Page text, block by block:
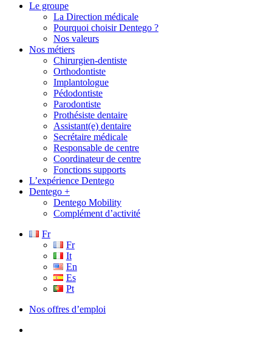
Le groupe
La Direction médicale
Pourquoi choisir Dentego ?
Nos valeurs
Nos métiers
Chirurgien-dentiste
Orthodontiste
Implantologue
Pédodontiste
Parodontiste
Prothésiste dentaire
Assistant(e) dentaire
Secrétaire médicale
Responsable de centre
Coordinateur de centre
Fonctions supports
L’expérience Dentego
Dentego +
Dentego Mobility
Complément d’activité
Fr
Fr
It
En
Es
Pt
Nos offres d’emploi